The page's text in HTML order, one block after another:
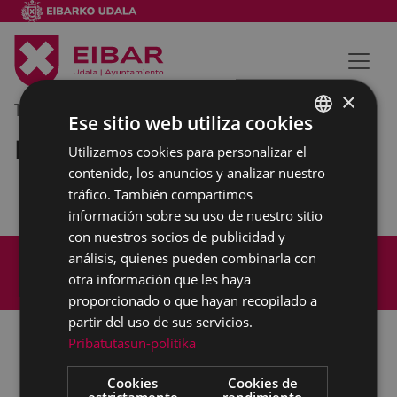
15/07/2022
Reunión interna municipal
Aviso legal
Política de cookies
Accesibilidad
BASQUE
SPANISH
×
Ese sitio web utiliza cookies
Utilizamos cookies para personalizar el
contenido, los anuncios y analizar nuestro
tráfico. También compartimos
información sobre su uso de nuestro sitio
con nuestros socios de publicidad y
análisis, quienes pueden combinarla con
otra información que les haya
proporcionado o que hayan recopilado a
partir del uso de sus servicios.
Pribatutasun-politika
Cookies
Cookies de